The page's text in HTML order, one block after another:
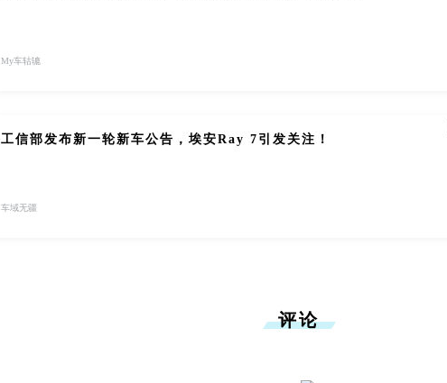
My车轱辘
工信部发布新一轮新车公告，埃安Ray 7引发关注！
车域无疆
评论